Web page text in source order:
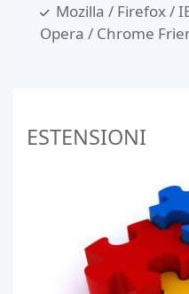
Mozilla / Firefox /
Opera / Chrome
ESTENSIONI